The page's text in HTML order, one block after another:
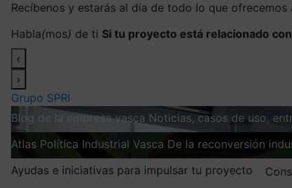
Recíbenos y estarás al día de todo lo que ofrecemos
Habla(mos) de ti Si tu proyecto está relacionado
‹
›
Grupo SPRI
Blog de la empresa vasca Noticias, casos de uso,
Atlas Política Industrial Vasca De la reconversión
Ayudas e iniciativas para impulsar tu proyecto